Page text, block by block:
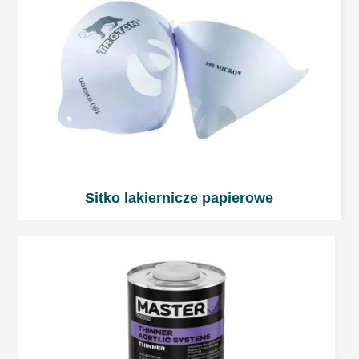
Liczba warstw
2÷3 warstwy; około 70÷90 μm dla jednej
warstwy.
Parametry dla pistoletu:
Czas odparowania
Pomiędzy warstwami: 5÷10 minut
Przed wygrzewaniem: około 10 minut
Sitko lakiernicze papierowe